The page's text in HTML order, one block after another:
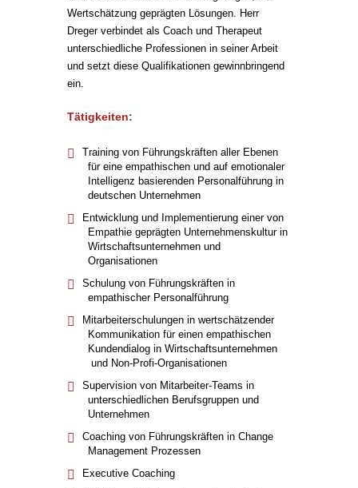
Wertschätzung geprägten Lösungen. Herr
Dreger verbindet als Coach und Therapeut
unterschiedliche Professionen in seiner Arbeit
und setzt diese Qualifikationen gewinnbringend
ein.
Tätigkeiten:
Training von Führungskräften aller Ebenen
für eine empathischen und auf emotionaler
Intelligenz basierenden Personalführung in
deutschen Unternehmen
Entwicklung und Implementierung einer von
Empathie geprägten Unternehmenskultur in
Wirtschaftsunternehmen und
Organisationen
Schulung von Führungskräften in
empathischer Personalführung
Mitarbeiterschulungen in wertschätzender
Kommunikation für einen empathischen
Kundendialog in Wirtschaftsunternehmen
und Non-Profi-Organisationen
Supervision von Mitarbeiter-Teams in
unterschiedlichen Berufsgruppen und
Unternehmen
Coaching von Führungskräften in Change
Management Prozessen
Executive Coaching